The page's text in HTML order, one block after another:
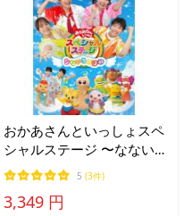
おかあさんといっしょスペ
シャルステージ 〜なない
ろのはね〜【DVD】/子供
向け[DVD]【返品種別A】
5 (3件)
3,349 円